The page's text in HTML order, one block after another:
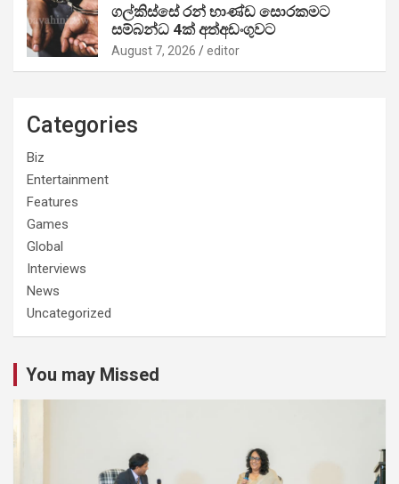
ගල්කිස්සේ රන් භාණ්ඩ සොරකමට
සම්බන්ධ 4ක් අත්අඩංගුවට
August 7, 2026 editor
Categories
Biz
Entertainment
Features
Games
Global
Interviews
News
Uncategorized
You may Missed